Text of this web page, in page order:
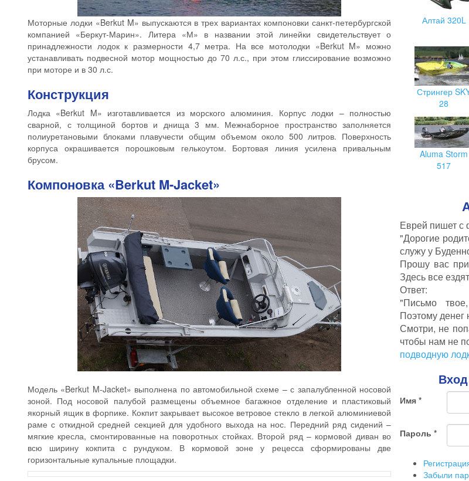
Моторные лодки «Berkut M» выпускаются в трех вариантах компоновки санкт-петербургской
компанией «Беркут-Марин». Литера «М» в названии этой линейки свидетельствует о
принадлежности лодок к размерности 4,7 метра. На все мотолодки «Berkut M» можно
устанавливать подвесной мотор мощностью до 70 л.с., при этом глиссирование возможно
при моторе и в 30 л.с.
Конструкция
Лодка «Berkut M» изготавливается из морского алюминия. Корпус лодки – полностью
сварной, с толщиной бортов и днища 3 мм. Межнаборное пространство заполняется
полиуретановыми блоками плавучести общим объемом около 500 литров. Поверхность
корпуса окрашивается порошковым гелькоутом. Бортовая линия усилена привальным
брусом.
Компоновка «Berkut M-Jacket»
Модель «Berkut M-Jacket» выполнена по автомобильной схеме – с запалубленной носовой
зоной. Под носовой палубой размещены объемное багажное отделение и пластиковый
якорный ящик в форпике. Кокпит закрывает высокое ветровое стекло в легкой алюминиевой
раме с откидной средней секцией для удобного выхода на нос. Передний ряд сидений –
мягкие кресла, смонтированные на поворотных стойках. Второй ряд – кормовой диван во
всю ширину кокпита с рундуком. В кормовой зоне у рецесса сформированы две
горизонтальные купальные площадки.
Алтай 320L
Стрингер
28
Aluma Storm
517
Еврей пишет с
"Дорогие
служу у
Прошу вас
Здесь все
Ответ:
"Письмо
Поэтому
Смотри, не
чтобы нам не
подводную
Имя *
Пароль *
Забыли